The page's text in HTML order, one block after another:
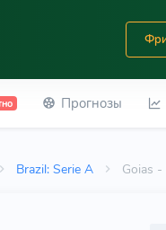
Прогнозы
Brazil: Serie A Goias